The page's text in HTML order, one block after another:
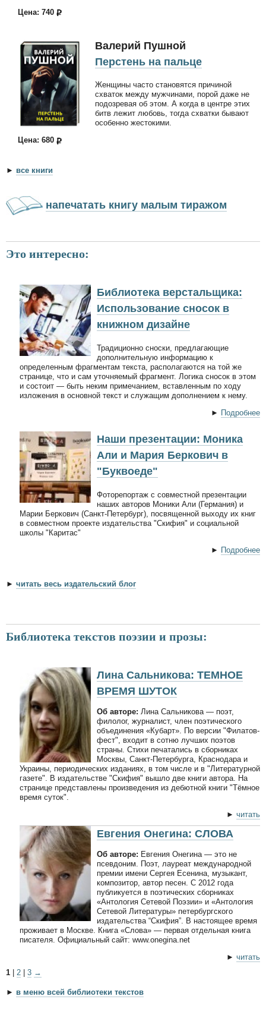
Цена: 740
Валерий Пушной
Перстень на пальце
Женщины часто становятся причиной
схваток между мужчинами, порой даже не
подозревая об этом. А когда в центре этих
битв лежит любовь, тогда схватки бывают
особенно жестокими.
Цена: 680
► все книги
напечатать книгу малым тиражом
Это интересно:
Библиотека верстальщика:
Использование сносок в
книжном дизайне
Традиционно сноски, предлагающие
дополнительную информацию к
определенным фрагментам текста, располагаются на той же
странице, что и сам уточняемый фрагмент. Логика сносок в этом
и состоит — быть неким примечанием, вставленным по ходу
изложения в основной текст и служащим дополнением к нему.
► Подробнее
Наши презентации: Моника
Али и Мария Беркович в
"Буквоеде"
Фоторепортаж с совместной презентации
наших авторов Моники Али (Германия) и
Марии Беркович (Санкт-Петербург), посвященной выходу их книг
в совместном проекте издательства "Скифия" и социальной
школы "Каритас"
► Подробнее
► читать весь издательский блог
Библиотека текстов поэзии и прозы:
Лина Сальникова: ТЕМНОЕ
ВРЕМЯ ШУТОК
Об авторе: Лина Сальникова — поэт,
филолог, журналист, член поэтического
объединения «Кубарт». По версии "Филатов-
фест", входит в сотню лучших поэтов
страны. Стихи печатались в сборниках
Москвы, Санкт-Петербурга, Краснодара и
Украины, периодических изданиях, в том числе и в "Литературной
газете". В издательстве "Скифия" вышло две книги автора. На
странице представлены произведения из дебютной книги "Тёмное
время суток".
► читать
Евгения Онегина: СЛОВА
Об авторе: Евгения Онегина — это не
псевдоним. Поэт, лауреат международной
премии имени Сергея Есенина, музыкант,
композитор, автор песен. С 2012 года
публикуется в поэтических сборниках
«Антология Сетевой Поэзии» и «Антология
Сетевой Литературы» петербургского
издательства “Скифия”. В настоящее время
проживает в Москве. Книга «Слова» — первая отдельная книга
писателя. Официальный сайт: www.onegina.net
► читать
1
2 3 →
► в меню всей библиотеки текстов